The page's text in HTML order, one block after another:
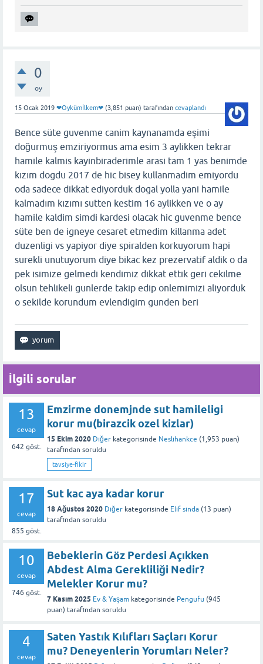
0
oy
15 Ocak 2019 ❤Öykümİlkem❤ (3,851 puan) tarafından cevaplandı
Bence süte guvenme canim kaynanamda eşimi
doğurmuş emziriyormus ama esim 3 aylikken tekrar
hamile kalmis kayinbiraderimle arasi tam 1 yas benimde
kızım dogdu 2017 de hic bisey kullanmadim emiyordu
oda sadece dikkat ediyorduk dogal yolla yani hamile
kalmadım kızımı sutten kestim 16 aylikken ve o ay
hamile kaldim simdi kardesi olacak hic guvenme bence
süte ben de igneye cesaret etmedim killanma adet
duzenligi vs yapiyor diye spiralden korkuyorum hapi
surekli unutuyorum diye bikac kez prezervatif aldik o da
pek isimize gelmedi kendimiz dikkat ettik geri cekilme
olsun tehlikeli gunlerde takip edip onlemimizi aliyorduk
o sekilde korundum evlendigim gunden beri
İlgili sorular
13
cevap
642 göst.
Emzirme donemjnde sut hamileligi
korur mu(birazcik ozel kizlar)
15 Ekim 2020 Diğer kategorisinde Neslihankce (1,953 puan)
tarafından soruldu
tavsiye-fikir
17
cevap
855 göst.
Sut kac aya kadar korur
18 Ağustos 2020 Diğer kategorisinde Elif sinda (13 puan)
tarafından soruldu
10
cevap
746 göst.
Bebeklerin Göz Perdesi Açıkken
Abdest Alma Gerekliliği Nedir?
Melekler Korur mu?
7 Kasım 2025 Ev & Yaşam kategorisinde Pengufu (945
puan) tarafından soruldu
4
cevap
Saten Yastık Kılıfları Saçları Korur
mu? Deneyenlerin Yorumları Neler?